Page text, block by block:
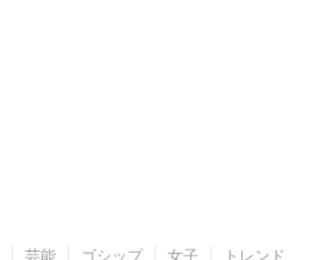
芸能 ゴシップ 女子 トレンド